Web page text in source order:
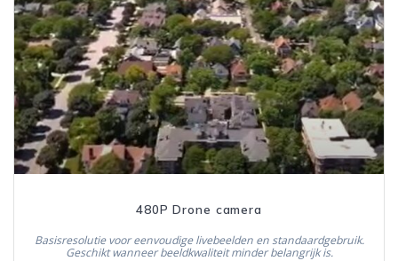
480P Drone camera
Basisresolutie voor eenvoudige livebeelden en standaardgebruik.
Geschikt wanneer beeldkwaliteit minder belangrijk is.